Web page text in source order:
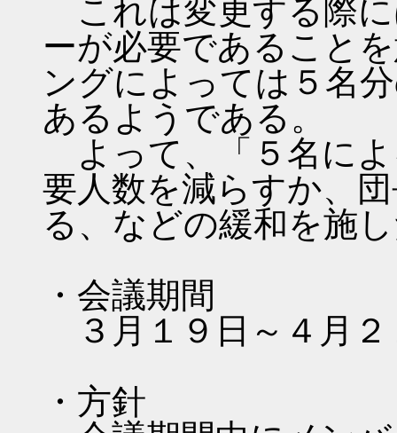
これは変更する際
ーが必要であること
ングによっては５名
あるようである。
よって、「５名に
要人数を減らすか、
る、などの緩和を施
・会議期間
３月１９日～４月２
・方針